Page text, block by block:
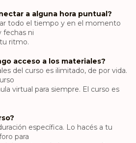
a alguna hora puntual?
todo el tiempo y en el momento
fechas ni
ritmo.
acceso a los materiales?
del curso es ilimitado, de por vida.
virtual para siempre. El curso es
específica. Lo hacés a tu
para